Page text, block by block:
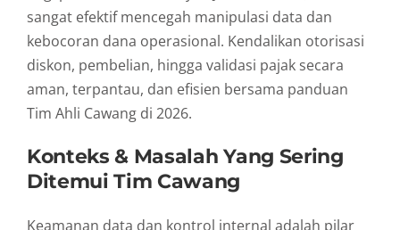
sangat efektif mencegah manipulasi data dan
kebocoran dana operasional. Kendalikan otorisasi
diskon, pembelian, hingga validasi pajak secara
aman, terpantau, dan efisien bersama panduan
Tim Ahli Cawang di 2026.
Konteks & Masalah Yang Sering
Ditemui Tim Cawang
Keamanan data dan kontrol internal adalah pilar